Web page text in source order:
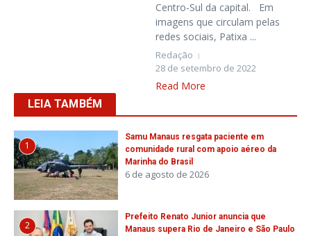
Centro-Sul da capital. Em
imagens que circulam pelas
redes sociais, Patixa ...
Redação
28 de setembro de 2022
Read More
LEIA TAMBÉM
1
Samu Manaus resgata paciente em
comunidade rural com apoio aéreo da
Marinha do Brasil
6 de agosto de 2026
2
Prefeito Renato Junior anuncia que
Manaus supera Rio de Janeiro e São Paulo